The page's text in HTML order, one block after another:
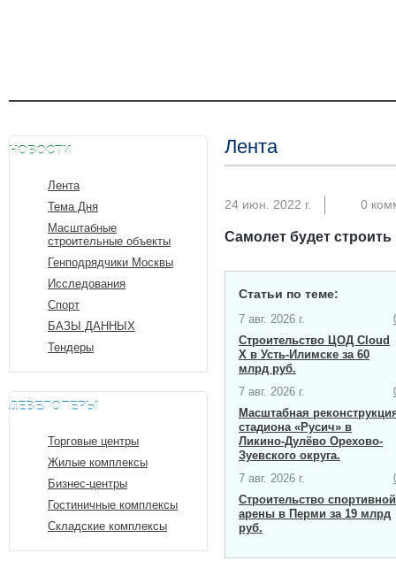
НОВОСТИ
Лента
Тема Дня
Масштабные
строительные объекты
Генподрядчики Москвы
Исследования
Спорт
БАЗЫ ДАННЫХ
Тендеры
ДЕВЕЛОПЕРЫ
Торговые центры
Жилые комплексы
Бизнес-центры
Гостиничные комплексы
Складские комплексы
Лента
24 июн. 2022 г. 0
Самолет будет
Статьи по теме:
7 авг. 2026 г.
Строительство ЦОД Cloud
X в Усть-Илимске за 60
млрд руб.
7 авг. 2026 г.
Масштабная
стадиона «Русич» в
Ликино-Дулёво Орехово-
Зуевского округа.
7 авг. 2026 г.
Строительство спортивной
арены в Перми за 19 млрд
руб.